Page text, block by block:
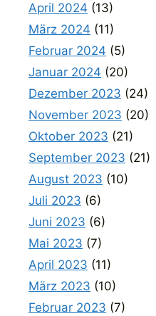
April 2024 (13)
März 2024 (11)
Februar 2024 (5)
Januar 2024 (20)
Dezember 2023 (24)
November 2023 (20)
Oktober 2023 (21)
September 2023 (21)
August 2023 (10)
Juli 2023 (6)
Juni 2023 (6)
Mai 2023 (7)
April 2023 (11)
März 2023 (10)
Februar 2023 (7)